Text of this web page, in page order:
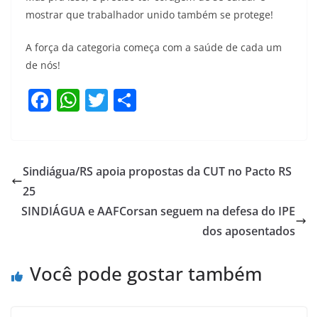
mostrar que trabalhador unido também se protege!
A força da categoria começa com a saúde de cada um
de nós!
F
e
o
W
s
p
T
er e
Sindiágua/RS apoia propostas da CUT no Pacto RS
25
SINDIÁGUA e AAFCorsan seguem na defesa do IPE
dos aposentados
Você pode gostar também